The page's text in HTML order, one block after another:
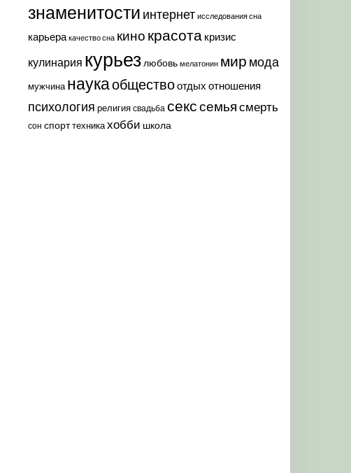
знаменитости интернет исследования сна
карьера качество сна кино красота кризис
кулинария курьез любовь мелатонин мир мода
мужчина наукаобществоотдых отношения
психология религия свадьба секссемья смерть
сон спорттехникахобби школа